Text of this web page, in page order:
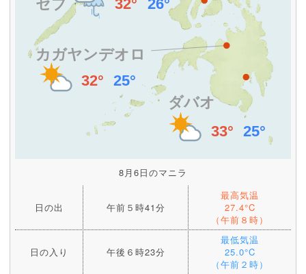
8月6日のマニラ
日の出 午前５時41分
最高気温
27.4°C
（午前８時）
日の入り 午後６時23分
最低気温
25.0°C
（午前２時）